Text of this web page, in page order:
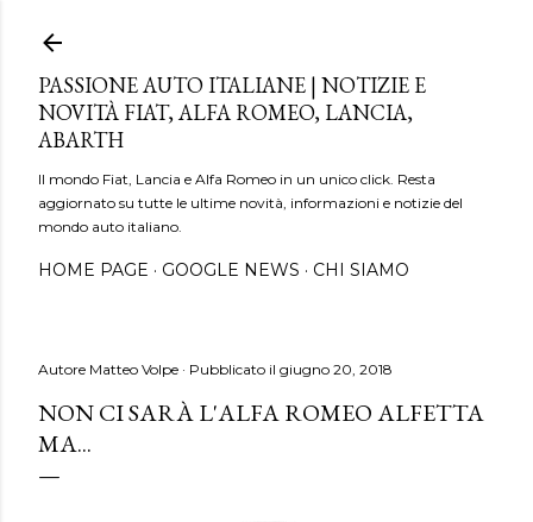
PASSIONE AUTO ITALIANE | NOTIZIE E
NOVITÀ FIAT, ALFA ROMEO, LANCIA,
ABARTH
Il mondo Fiat, Lancia e Alfa Romeo in un unico click. Resta
aggiornato su tutte le ultime novità, informazioni e notizie del
mondo auto italiano.
HOME PAGE GOOGLE NEWS CHI SIAMO
Autore Matteo Volpe Pubblicato il giugno 20, 2018
NON CI SARÀ L'ALFA ROMEO ALFETTA
MA...